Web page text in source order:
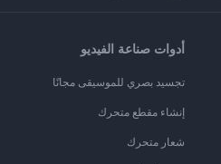
أدوات صناعة الفيديو
تجسيد بصري للموسيقى مجانًا
إنشاء مقطع متحرك
شعار متحرك